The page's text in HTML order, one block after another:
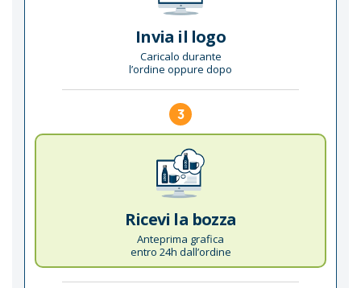
Invia il logo
Caricalo durante
l’ordine oppure dopo
3
Ricevi la bozza
Anteprima grafica
entro 24h dall’ordine